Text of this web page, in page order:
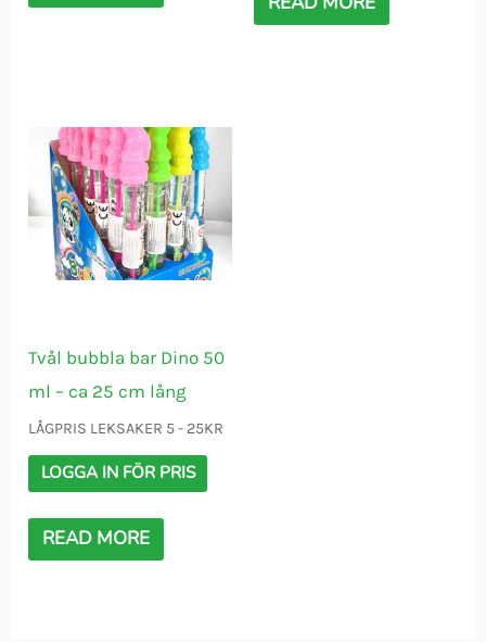
Tvål bubbla bar Dino 50
ml – ca 25 cm lång
LÅGPRIS LEKSAKER 5 - 25KR
LOGGA IN FÖR PRIS
READ MORE